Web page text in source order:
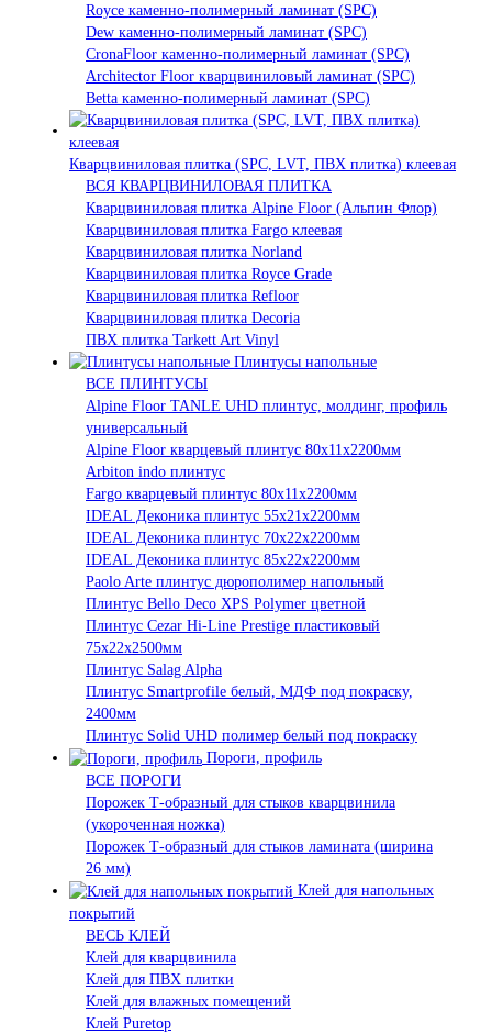
Royce каменно-полимерный ламинат (SPC)
Dew каменно-полимерный ламинат (SPC)
CronaFloor каменно-полимерный ламинат (SPC)
Architector Floor кварцвиниловый ламинат (SPC)
Betta каменно-полимерный ламинат (SPC)
Кварцвиниловая плитка (SPC, LVT, ПВХ плитка) клеевая
ВСЯ КВАРЦВИНИЛОВАЯ ПЛИТКА
Кварцвиниловая плитка Alpine Floor (Альпин Флор)
Кварцвиниловая плитка Fargo клеевая
Кварцвиниловая плитка Norland
Кварцвиниловая плитка Royce Grade
Кварцвиниловая плитка Refloor
Кварцвиниловая плитка Decoria
ПВХ плитка Tarkett Art Vinyl
Плинтусы напольные
ВСЕ ПЛИНТУСЫ
Alpine Floor TANLE UHD плинтус, молдинг, профиль
универсальный
Alpine Floor кварцевый плинтус 80х11х2200мм
Arbiton indo плинтус
Fargo кварцевый плинтус 80х11х2200мм
IDEAL Деконика плинтус 55х21х2200мм
IDEAL Деконика плинтус 70х22х2200мм
IDEAL Деконика плинтус 85х22х2200мм
Paolo Arte плинтус дюрополимер напольный
Плинтус Bello Deco XPS Polymer цветной
Плинтус Cezar Hi-Line Prestige пластиковый
75х22х2500мм
Плинтус Salag Alpha
Плинтус Smartprofile белый, МДФ под покраску,
2400мм
Плинтус Solid UHD полимер белый под покраску
Пороги, профиль
ВСЕ ПОРОГИ
Порожек Т-образный для стыков кварцвинила
(укороченная ножка)
Порожек Т-образный для стыков ламината (ширина
26 мм)
Клей для напольных
покрытий
ВЕСЬ КЛЕЙ
Клей для кварцвинила
Клей для ПВХ плитки
Клей для влажных помещений
Клей Puretop